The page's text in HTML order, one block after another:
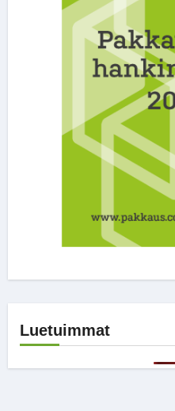
Luetuimmat